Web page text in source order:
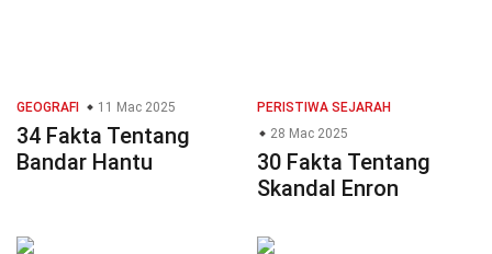
GEOGRAFI 11 Mac 2025
34 Fakta Tentang
Bandar Hantu
PERISTIWA SEJARAH
28 Mac 2025
30 Fakta Tentang
Skandal Enron